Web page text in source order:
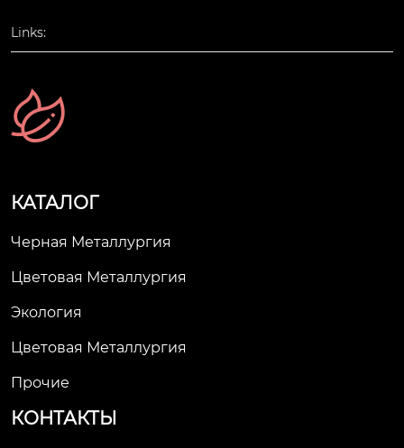
Links:
КАТАЛОГ
Черная Металлургия
Цветовая Металлургия
Экология
Цветовая Металлургия
Прочие
КОНТАКТЫ